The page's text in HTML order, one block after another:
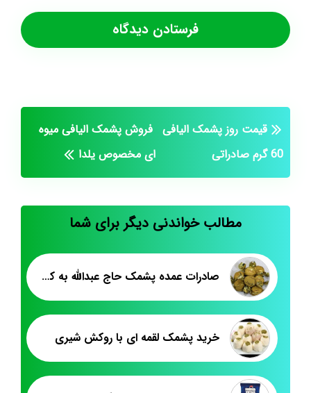
قیمت روز پشمک الیافی
60 گرم صادراتی
فروش پشمک الیافی میوه
ای مخصوص یلدا
مطالب خواندنی دیگر برای شما
صادرات عمده پشمک حاج عبدالله به کویت
خرید پشمک لقمه ای با روکش شیری